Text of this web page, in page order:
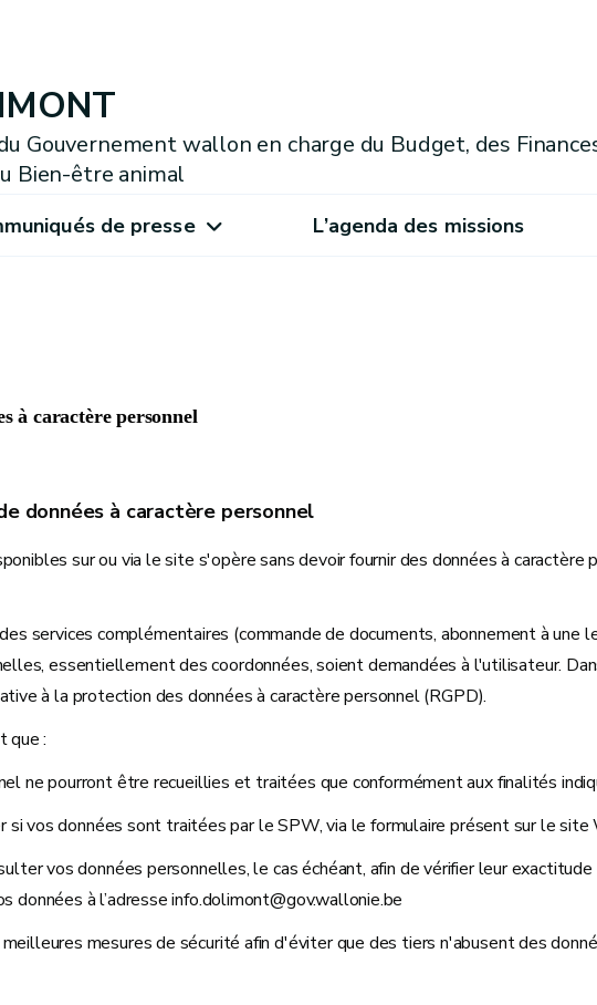
Gouvernement wallon en charge du Budget, des
Bien-être animal
de presse L’agenda des missions
à caractère personnel
données à caractère personnel
sur ou via le site s'opère sans devoir fournir des données à
services complémentaires (commande de documents, abonnement à
essentiellement des coordonnées, soient demandées à l'utilisateur.
à la protection des données à caractère personnel (RGPD).
que :
ne pourront être recueillies et traitées que conformément aux finalités
si vos données sont traitées par le SPW, via le formulaire présent sur le site
vos données personnelles, le cas échéant, afin de vérifier leur
données à l’adresse info.dolimont@gov.wallonie.be
mesures de sécurité afin d'éviter que des tiers n'abusent des